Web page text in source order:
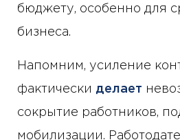
бюджету, особенно для
бизнеса.
Напомним, усиление
фактически делает
сокрытие работников,
мобилизации.